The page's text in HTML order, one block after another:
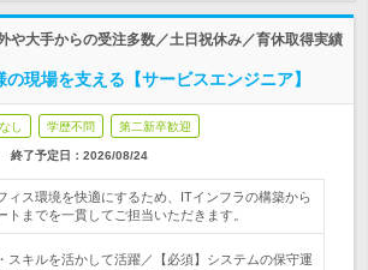
や大手からの受注多数／土日祝休み／育休取得実績
現場を支える【サービスエンジニア】
し 学歴不問 第二新卒歓迎
終了予定日： 2026/08/24
ィス環境を快適にするため、ITインフラの構築から
トまでを一貫してご担当いただきます。
スキルを活かして活躍／【必須】システムの保守運